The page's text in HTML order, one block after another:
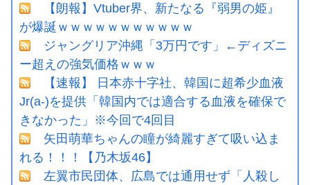
【朗報】Vtuber界、新たなる『弱男の姫』
が爆誕ｗｗｗｗｗｗｗｗｗｗｗ
ジャングリア沖縄「3万円です」←ディズニ
ー超えの強気価格ｗｗｗ
【速報】 日本赤十字社、韓国に超希少血液
Jr(a-)を提供「韓国内では適合する血液を確保で
きなかった」※今回で4回目
矢田萌華ちゃんの瞳が綺麗すぎて吸い込ま
れる！！！【乃木坂46】
左翼市民団体、広島では通用せず「人殺し